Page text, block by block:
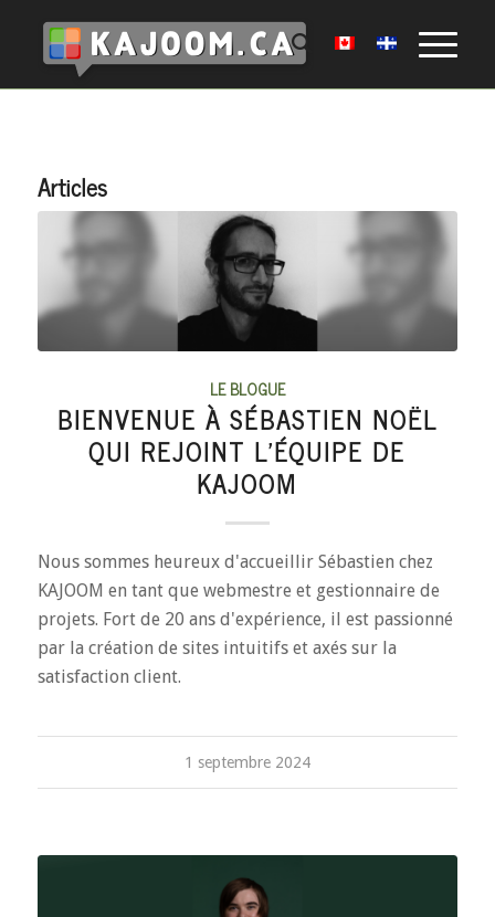
Articles
LE BLOGUE
BIENVENUE À SÉBASTIEN NOËL
QUI REJOINT L’ÉQUIPE DE
KAJOOM
Nous sommes heureux d'accueillir Sébastien chez
KAJOOM en tant que webmestre et gestionnaire de
projets. Fort de 20 ans d'expérience, il est passionné
par la création de sites intuitifs et axés sur la
satisfaction client.
1 septembre 2024